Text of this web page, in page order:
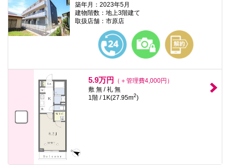
築年月：2023年5月
建物階数：地上3階建て
取扱店舗：市原店
5.9万円
（＋管理費4,000円）
敷 無 / 礼 無
1階 / 1K(27.95m2)